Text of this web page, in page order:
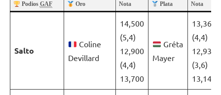
Podios GAF Oro Nota Plata Nota
Salto
Coline
Devillard
14,500
(5,4)
12,900
(4,4)
13,700
Gréta
Mayer
13,366
(4,4)
12,933
(3,6)
13,149